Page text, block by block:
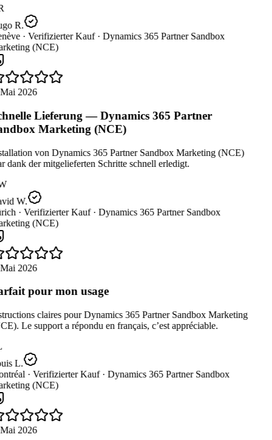
R.
· Verifizierter Kauf · Dynamics 365 Partner Sandbox
(NCE)
2026
Lieferung — Dynamics 365 Partner
Marketing (NCE)
von Dynamics 365 Partner Sandbox Marketing (NCE)
dank der mitgelieferten Schritte schnell erledigt.
W.
· Verifizierter Kauf · Dynamics 365 Partner Sandbox
(NCE)
2026
pour mon usage
claires pour Dynamics 365 Partner Sandbox Marketing
Le support a répondu en français, c’est appréciable.
L.
· Verifizierter Kauf · Dynamics 365 Partner Sandbox
(NCE)
2026